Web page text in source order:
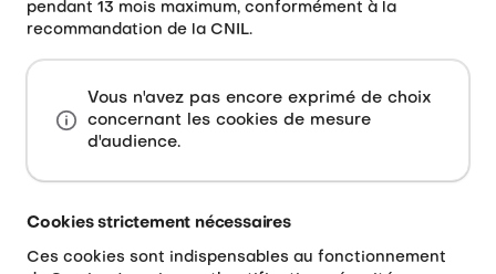
pendant 13 mois maximum, conformément à la
recommandation de la CNIL.
Vous n'avez pas encore exprimé de choix
concernant les cookies de mesure
d'audience.
Cookies strictement nécessaires
Ces cookies sont indispensables au fonctionnement